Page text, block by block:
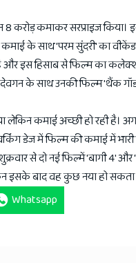
कमाकर सरप्राइज किया।
के साथ 'परम सुंदरी' का
और इस हिसाब से फिल्म का
देवगन के साथ उनकी फिल्म 'थैंक
लेकिन कमाई अच्छी हो रही है।
डेज में फिल्म की कमाई में
से दो नई फिल्में 'बागी 4' और
इसके बाद वह कुछ नया हो सकता
Whatsapp